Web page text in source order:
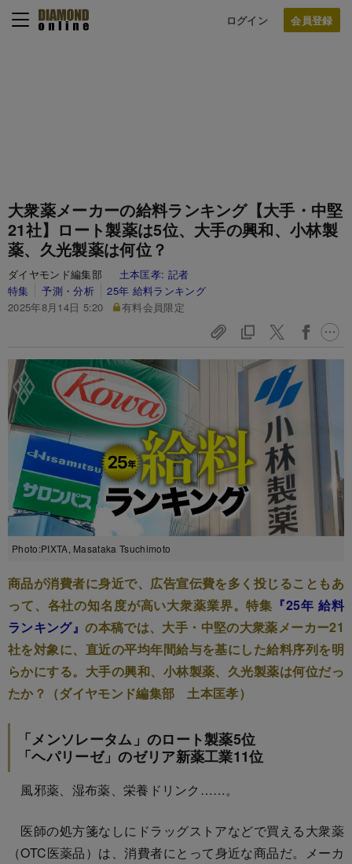
ログイン
大衆薬メーカーの給料ランキング【大手・中堅
21社】ロート製薬は5位、大手の興和、小林製
薬、久光製薬は何位？
ダイヤモンド編集部 土本匡孝: 記者
特集
予測・分析
25年 給料ランキング
2025年8月14日 5:20
有料会員限定
Photo:PIXTA, Masataka Tsuchimoto
商品が消費者に身近で、広告宣伝費を多く投じることもあ
って、各社の知名度が高い大衆薬業界。特集 『25年 給料
ランキング』の本稿では、大手・中堅の大衆薬メーカー21
社を対象に、直近の平均年間給与を基にした給料序列を明
らかにする。大手の興和、小林製薬、久光製薬は何位だっ
たか？（ダイヤモンド編集部 土本匡孝）
「メンソレータム」のロート製薬5位
「ヘパリーゼ」のゼリア新薬工業11位
風邪薬、湿布薬、栄養ドリンク……。
医師の処方箋なしにドラッグストアなどで買える大衆薬
（OTC医薬品）は、消費者にとって身近な商品だ。メーカ